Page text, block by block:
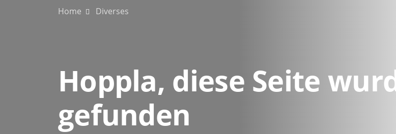
Home Diverses
Hoppla, diese Seite
gefunden